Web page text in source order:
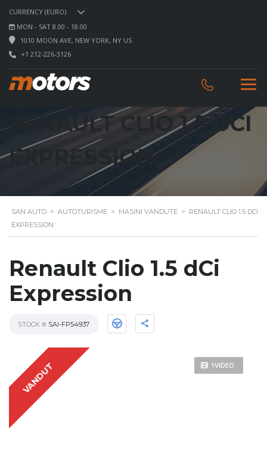
CURRENCY (EURO)
MON - SAT 8.00 - 18.00
1010 MOON AVE, NEW YORK, NY US
+1 212-226-3126
RENAULT CLIO 1.5 DCI
EXPRESSION
SAN AUTO > AUTOTURISME > MASINI VANDUTE > RENAULT CLIO 1.5 DCI
EXPRESSION
Renault Clio 1.5 dCi
Expression
STOCK # SAI-FP54937
1VIDEO
VANDUT